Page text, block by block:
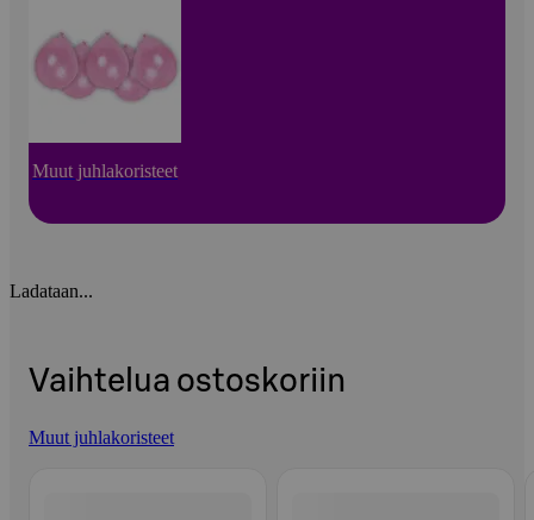
Muut juhlakoristeet
Ladataan...
Vaihtelua ostoskoriin
Muut juhlakoristeet